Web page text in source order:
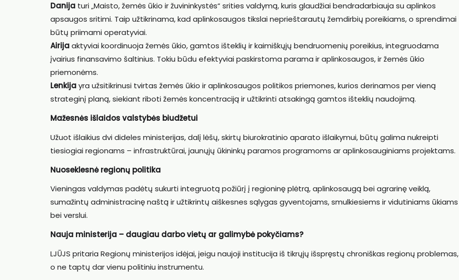
Danija turi „Maisto, žemės ūkio ir žuvininkystės“ srities valdymą, kuris glaudžiai bendradarbiauja su aplinkos
apsaugos sritimi. Taip užtikrinama, kad aplinkosaugos tikslai neprieštarautų žemdirbių poreikiams, o sprendimai
būtų priimami operatyviai.
Airijaaktyviai koordinuoja žemės ūkio, gamtos išteklių ir kaimiškųjų bendruomenių poreikius, integruodama
įvairius finansavimo šaltinius. Tokiu būdu efektyviai paskirstoma parama ir aplinkosaugos, ir žemės ūkio
priemonėms.
Lenkijayra užsitikrinusi tvirtas žemės ūkio ir aplinkosaugos politikos priemones, kurios derinamos per vieną
strateginį planą, siekiant riboti žemės koncentraciją ir užtikrinti atsakingą gamtos išteklių naudojimą.
Mažesnės išlaidos valstybės biudžetui
Užuot išlaikius dvi dideles ministerijas, dalį lėšų, skirtų biurokratinio aparato išlaikymui, būtų galima nukreipti
tiesiogiai regionams – infrastruktūrai, jaunųjų ūkininkų paramos programoms ar aplinkosauginiams projektams.
Nuoseklesnė regionų politika
Vieningas valdymas padėtų sukurti integruotą požiūrį į regioninę plėtrą, aplinkosaugą bei agrarinę veiklą,
sumažintų administracinę naštą ir užtikrintų aiškesnes sąlygas gyventojams, smulkiesiems ir vidutiniams ūkiams
bei verslui.
Nauja ministerija – daugiau darbo vietų ar galimybė pokyčiams?
LJŪJS pritaria Regionų ministerijos idėjai, jeigu naujoji institucija iš tikrųjų išspręstų chroniškas regionų problemas,
o ne taptų dar vienu politiniu instrumentu.